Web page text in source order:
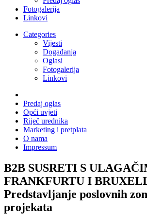
Fotogalerija
Linkovi
Categories
Vijesti
Događanja
Oglasi
Fotogalerija
Linkovi
Predaj oglas
Opći uvjeti
Riječ urednika
Marketing i pretplata
O nama
Impressum
B2B SUSRETI S
FRANKFURTU I
Predstavljanje poslovnih
projekata